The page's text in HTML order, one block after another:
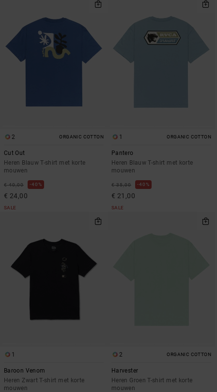
2 ORGANIC COTTON
Cut Out
Heren Blauw T-shirt met korte
mouwen
€ 40,00 40%
€ 24,00
SALE
1 ORGANIC COTTON
Pantero
Heren Blauw T-shirt met korte
mouwen
€ 35,00 40%
€ 21,00
SALE
1
Baroon Venom
Heren Zwart T-shirt met korte
mouwen
2 ORGANIC COTTON
Harvester
Heren Groen T-shirt met korte
mouwen